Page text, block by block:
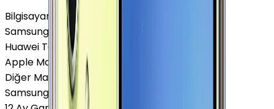
Bilgisayar / Tablet
Samsung Tablet
Huawei Tablet
Apple Macbook
Diğer Markalar
Samsung Tablet